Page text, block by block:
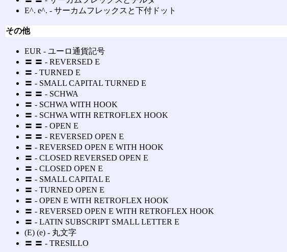
E^. e^. ‐ サーカムフレックスと下付ドット
その他
EUR ‐ ユーロ通貨記号
〓 〓 ‐ REVERSED E
〓 ‐ TURNED E
〓 ‐ SMALL CAPITAL TURNED E
〓 〓 ‐ SCHWA
〓 ‐ SCHWA WITH HOOK
〓 ‐ SCHWA WITH RETROFLEX HOOK
〓 〓 ‐ OPEN E
〓 〓 ‐ REVERSED OPEN E
〓 ‐ REVERSED OPEN E WITH HOOK
〓 ‐ CLOSED REVERSED OPEN E
〓 ‐ CLOSED OPEN E
〓 ‐ SMALL CAPITAL E
〓 ‐ TURNED OPEN E
〓 ‐ OPEN E WITH RETROFLEX HOOK
〓 ‐ REVERSED OPEN E WITH RETROFLEX HOOK
〓 ‐ LATIN SUBSCRIPT SMALL LETTER E
(E) (e) ‐ 丸文字
〓 〓 ‐ TRESILLO